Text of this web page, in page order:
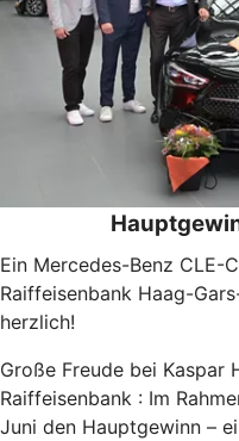
Ein Mercedes-Benz CLE-
Raiffeisenbank Haag-
herzlich!
Große Freude bei Kaspar
Raiffeisenbank : Im
Juni den Hauptgewinn –